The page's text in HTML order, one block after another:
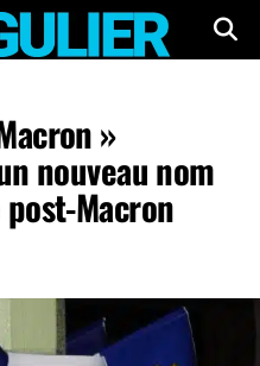
»
nouveau nom
Macron